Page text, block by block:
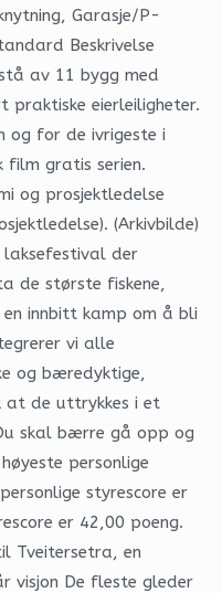
Garasje/P-
Beskrivelse
av 11 bygg med
eierleiligheter.
og for de ivrigeste i
film gratis serien.
og prosjektledelse
(Arkivbilde)
der
de største fiskene,
innbitt kamp om å bli
vi alle
og bæredyktige,
at de uttrykkes i et
skal bærre gå opp og
personlige
styrescore er
er 42,00 poeng.
Tveitersetra, en
visjon De fleste gleder